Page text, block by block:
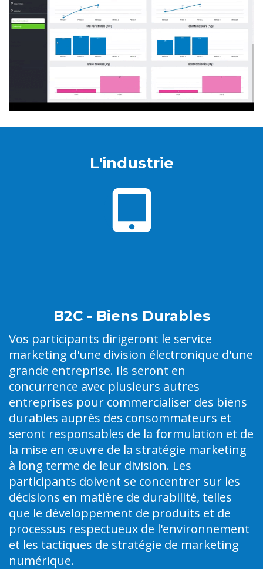
L'industrie
B2C - Biens Durables
Vos participants dirigeront le service
marketing d'une division électronique d'une
grande entreprise. Ils seront en
concurrence avec plusieurs autres
entreprises pour commercialiser des biens
durables auprès des consommateurs et
seront responsables de la formulation et de
la mise en œuvre de la stratégie marketing
à long terme de leur division. Les
participants doivent se concentrer sur les
décisions en matière de durabilité, telles
que le développement de produits et de
processus respectueux de l'environnement
et les tactiques de stratégie de marketing
numérique.